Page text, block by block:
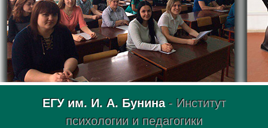
ЕГУ им. И. А. Бунина- Институт
психологии и педагогики